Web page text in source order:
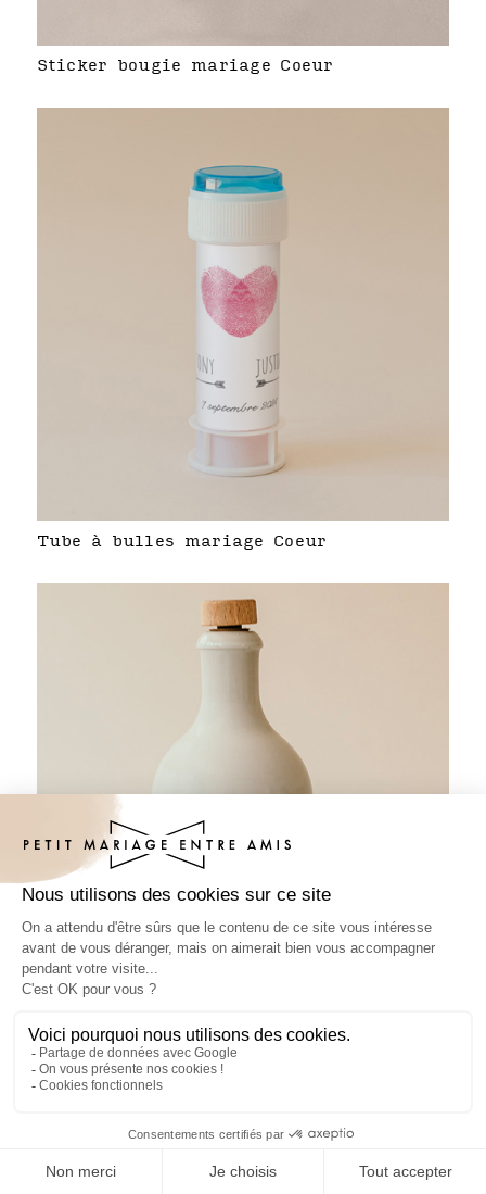
Sticker bougie mariage Coeur
Tube à bulles mariage Coeur